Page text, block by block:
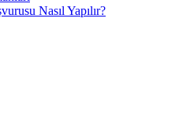
Nasıl Yapılır?